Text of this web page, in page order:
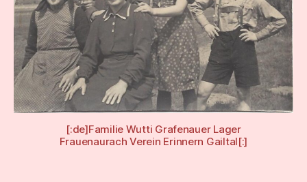
[:de]Familie Wutti Grafenauer Lager
Frauenaurach Verein Erinnern Gailtal[:]